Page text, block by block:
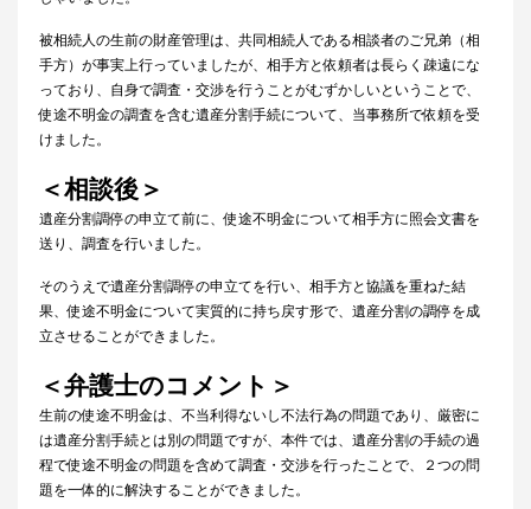
被相続人の生前の財産管理は、共同相続人である相談者のご兄弟（相
手方）が事実上行っていましたが、相手方と依頼者は長らく疎遠にな
っており、自身で調査・交渉を行うことがむずかしいということで、
使途不明金の調査を含む遺産分割手続について、当事務所で依頼を受
けました。
＜相談後＞
遺産分割調停の申立て前に、使途不明金について相手方に照会文書を
送り、調査を行いました。
そのうえで遺産分割調停の申立てを行い、相手方と協議を重ねた結
果、使途不明金について実質的に持ち戻す形で、遺産分割の調停を成
立させることができました。
＜弁護士のコメント＞
生前の使途不明金は、不当利得ないし不法行為の問題であり、厳密に
は遺産分割手続とは別の問題ですが、本件では、遺産分割の手続の過
程で使途不明金の問題を含めて調査・交渉を行ったことで、２つの問
題を一体的に解決することができました。